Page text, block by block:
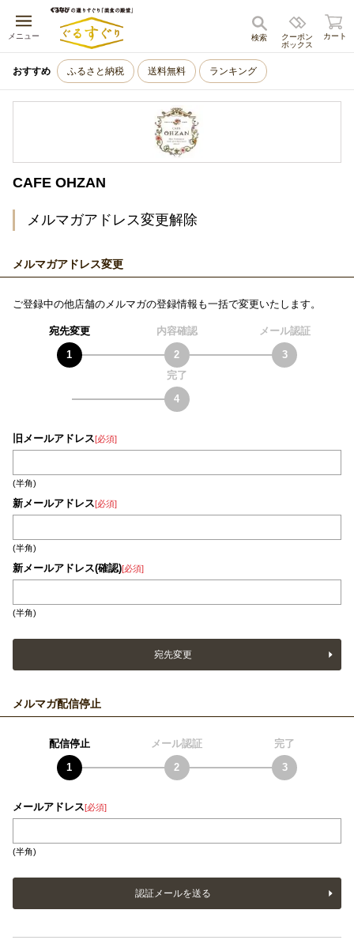
メニュー
キャンセル
クーポン
ボックス
検索 カート
おすすめ ふるさと納税 送料無料 ランキング
CAFE OHZAN
メルマガアドレス変更解除
メルマガアドレス変更
ご登録中の他店舗のメルマガの登録情報も一括で変更いたします。
宛先変更 内容確認 メール認証
完了
旧メールアドレス[必須]
(半角)
新メールアドレス[必須]
(半角)
新メールアドレス(確認)[必須]
(半角)
宛先変更
メルマガ配信停止
配信停止 メール認証 完了
メールアドレス[必須]
(半角)
認証メールを送る